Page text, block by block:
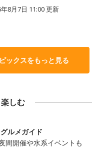
8月7日 11:00更新
ックスをもっと見る
しむ
ルメガイド
間開催や水系イベントも